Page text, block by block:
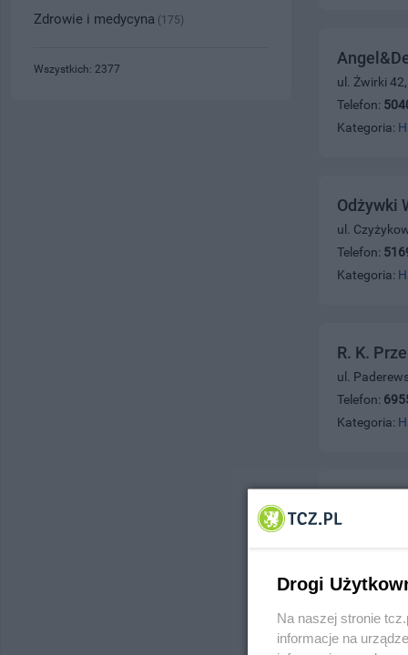
ul. Żwirki
Telefon:
Kategoria:
Odżywki
ul.
Telefon:
Kategoria:
R. K.
ul.
Telefon:
Kategoria:
ul. Armii
Zdrowie i medycyna (175)
Wszystkich: 2377
Drogi
Na naszej stronie
informacje na